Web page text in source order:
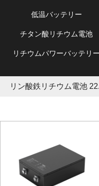
低温バッテリー
チタン酸リチウム電池
リチウムパワーバッテリー
リン酸鉄リチウム電池